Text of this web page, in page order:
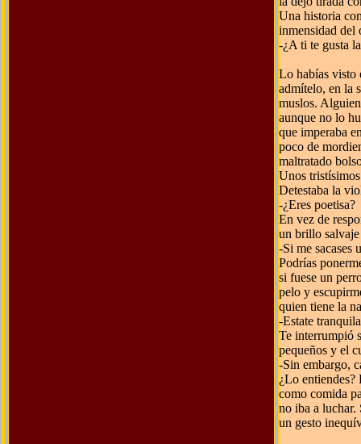
Una historia
inmensidad del
-¿A ti te gusta
Lo habías visto
admítelo, en la
muslos.
aunque no lo
que imperaba
poco de
maltratado
Unos
Detestaba la
-¿Eres poetisa?
En vez de
un brillo
-Si me sacases
Podrías
si fuese un
pelo y
quien tiene la
-Estate
Te interrumpió
pequeños y el
-Sin embargo,
¿Lo entiendes?
como comida
no iba a luchar.
un gesto